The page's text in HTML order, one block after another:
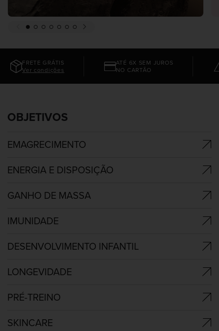
FRETE GRÁTIS
Ver condições
ATÉ 6X SEM JUROS
NO CARTÃO
OBJETIVOS
EMAGRECIMENTO
ENERGIA E DISPOSIÇÃO
GANHO DE MASSA
IMUNIDADE
DESENVOLVIMENTO INFANTIL
LONGEVIDADE
PRÉ-TREINO
SKINCARE